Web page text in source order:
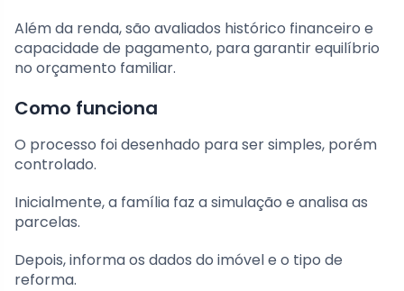
Além da renda, são avaliados histórico financeiro e
capacidade de pagamento, para garantir equilíbrio
no orçamento familiar.
Como funciona
O processo foi desenhado para ser simples, porém
controlado.
Inicialmente, a família faz a simulação e analisa as
parcelas.
Depois, informa os dados do imóvel e o tipo de
reforma.